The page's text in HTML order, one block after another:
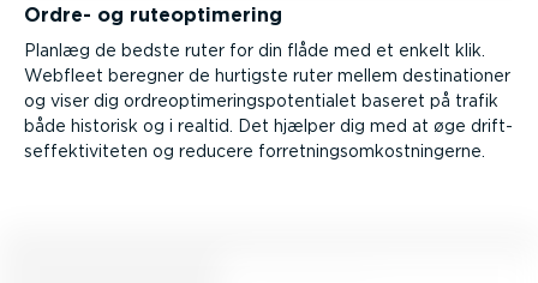
Ordre- og ruteo­p­ti­mering
Planlæg de bedste ruter for din flåde med et enkelt klik.
Webfleet beregner de hurtigste ruter mellem desti­na­tioner
og viser dig ordre­op­ti­me­rings­po­ten­tialet baseret på trafik
både historisk og i realtid. Det hjælper dig med at øge drift­
s­ef­fek­ti­vi­teten og reducere forret­nings­om­kost­nin­gerne.